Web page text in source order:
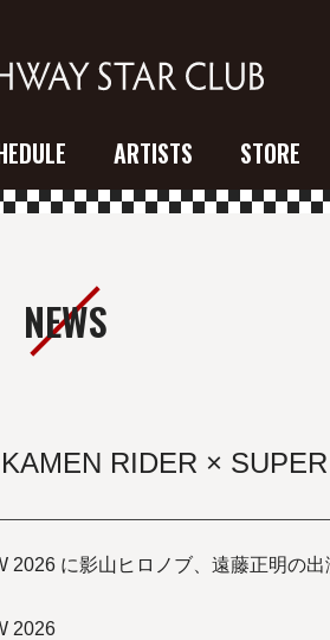
ARTISTS STORE
NEWS
RIDER ×
に影山ヒロノブ、遠藤正明の出
2026